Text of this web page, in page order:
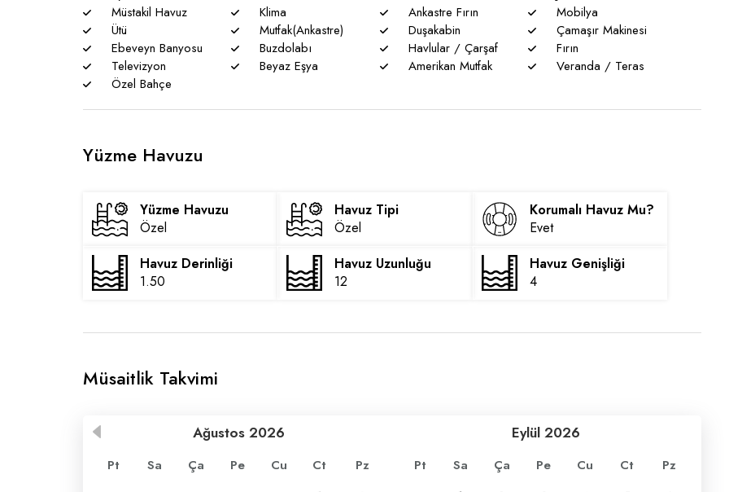
Müstakil Havuz
Klima Ankastre Fırın
Mobilya
Ütü
Mutfak(Ankastre) Duşakabin
Çamaşır Makinesi
Ebeveyn Banyosu
Buzdolabı Havlular / Çarşaf
Fırın
Televizyon
Beyaz Eşya Amerikan Mutfak
Veranda / Teras
Özel Bahçe
Yüzme Havuzu
Yüzme Havuzu
Özel
Havuz Tipi
Özel
Korumalı Havuz Mu?
Evet
Havuz Derinliği
1.50
Havuz Uzunluğu
12
Havuz Genişliği
4
Müsaitlik Takvimi
Ağustos 2026
Pt Sa Ça Pe Cu Ct
Pz
Eylül 2026
Pt Sa Ça Pe Cu Ct
Pz